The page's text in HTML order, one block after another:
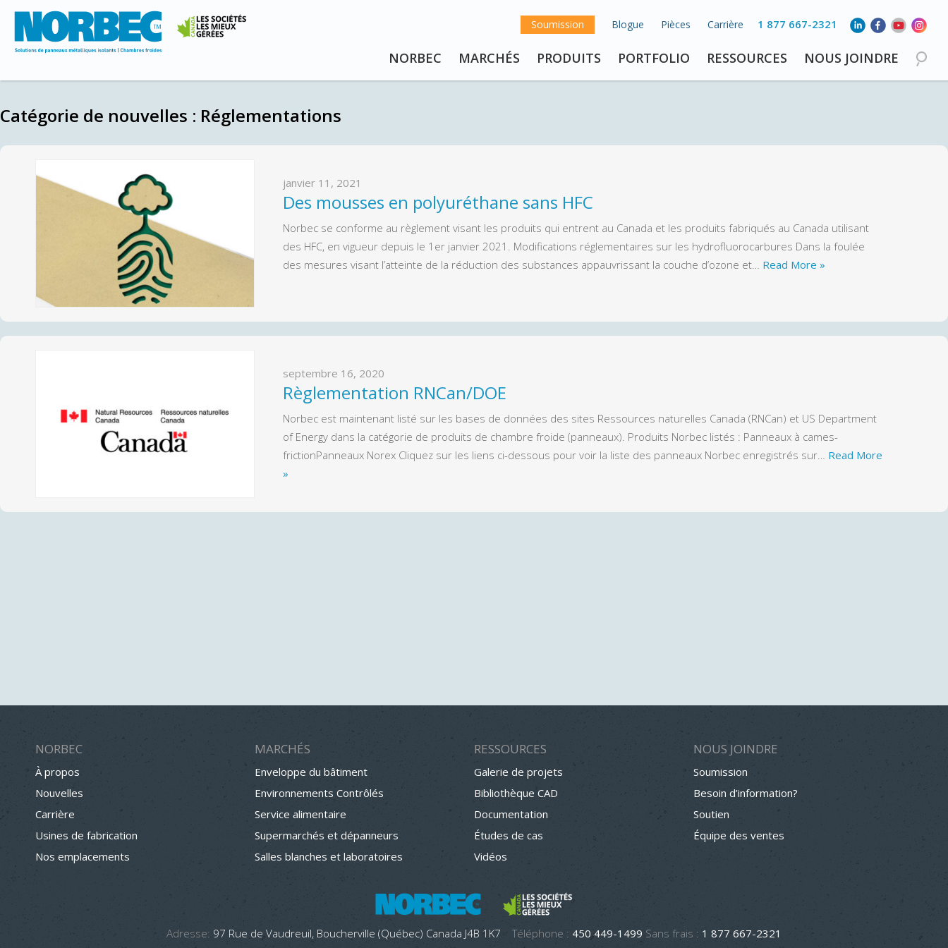
1 877 667-2321
Soumission Blogue Pièces Carrière
NORBEC MARCHÉS PRODUITS PORTFOLIO RESSOURCES NOUS JOINDRE
Catégorie de nouvelles : Réglementations
janvier 11, 2021
Des mousses en polyuréthane sans HFC
Norbec se conforme au règlement visant les produits qui entrent au Canada et les produits fabriqués au Canada utilisant
des HFC, en vigueur depuis le 1er janvier 2021. Modifications réglementaires sur les hydrofluorocarbures Dans la foulée
des mesures visant l’atteinte de la réduction des substances appauvrissant la couche d’ozone et… Read More »
septembre 16, 2020
Règlementation RNCan/DOE
Norbec est maintenant listé sur les bases de données des sites Ressources naturelles Canada (RNCan) et US Department
of Energy dans la catégorie de produits de chambre froide (panneaux). Produits Norbec listés : Panneaux à cames-
frictionPanneaux Norex Cliquez sur les liens ci-dessous pour voir la liste des panneaux Norbec enregistrés sur… Read More
»
NORBEC
À propos
Nouvelles
Carrière
Usines de fabrication
Nos emplacements
MARCHÉS
Enveloppe du bâtiment
Environnements Contrôlés
Service alimentaire
Supermarchés et dépanneurs
Salles blanches et laboratoires
RESSOURCES
Galerie de projets
Bibliothèque CAD
Documentation
Études de cas
Vidéos
NOUS JOINDRE
Soumission
Besoin d’information?
Soutien
Équipe des ventes
Adresse: 97 Rue de Vaudreuil, Boucherville (Québec) Canada J4B 1K7 Téléphone : 450 449-1499 Sans frais : 1 877 667-2321